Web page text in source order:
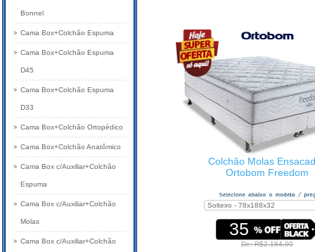
Colchão Molas
Ortobom Freedom
35
De: R$2.164,00
Bonnel
Cama Box+Colchão Espuma
Cama Box+Colchão Espuma
D45
Cama Box+Colchão Espuma
D33
Cama Box+Colchão Ortopédico
Cama Box+Colchão Anatômico
Cama Box c/Auxiliar+Colchão
Espuma
Cama Box c/Auxiliar+Colchão
Molas
Cama Box c/Auxiliar+Colchão